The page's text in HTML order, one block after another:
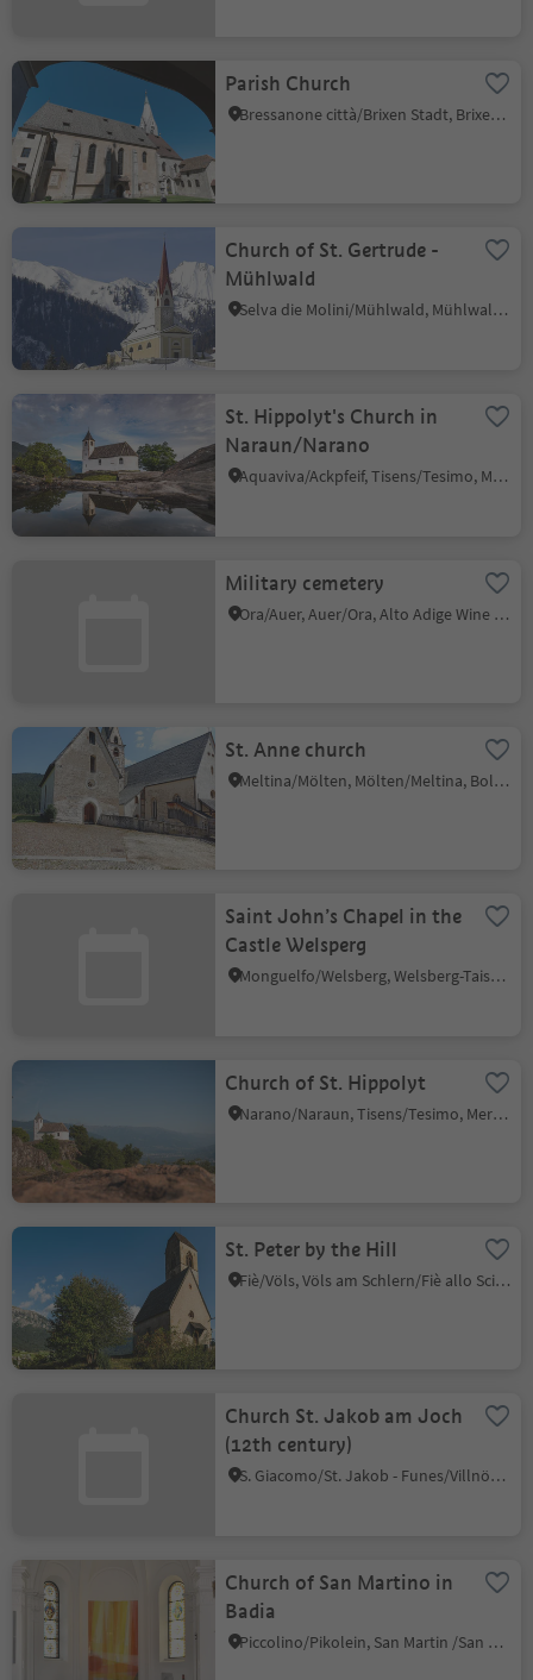
Parish Church
Bressanone città/Brixen Stadt, Brixen/Bressanone, Brixen/Bressanone and environs
Church of St. Gertrude -
Mühlwald
Selva die Molini/Mühlwald, Mühlwald/Selva dei Molini, Ahrntal/Valle Aurina
St. Hippolyt's Church in
Naraun/Narano
Aquaviva/Ackpfeif, Tisens/Tesimo, Meran/Merano and environs
Military cemetery
Ora/Auer, Auer/Ora, Alto Adige Wine Road
St. Anne church
Meltina/Mölten, Mölten/Meltina, Bolzano/Bozen and environs
Saint John’s Chapel in the
Castle Welsperg
Monguelfo/Welsberg, Welsberg-Taisten/Monguelfo-Tesido
Church of St. Hippolyt
Narano/Naraun, Tisens/Tesimo, Meran/Merano and environs
St. Peter by the Hill
Fiè/Völs, Völs am Schlern/Fiè allo Sciliar, Dolomites Region Seiser Alm
Church St. Jakob am Joch
(12th century)
S. Giacomo/St. Jakob - Funes/Villnöss, Villnöss/Funes, Dolomites Region Lüsen Villnöss
Church of San Martino in
Badia
Piccolino/Pikolein, San Martin /San Martino, Dolomites Region Kronplatz/Plan de Corones